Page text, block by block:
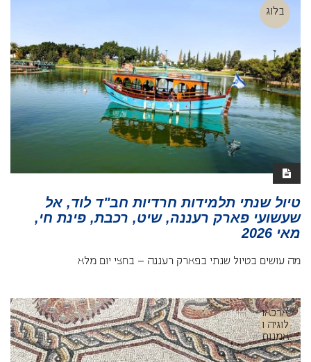
בלוג
טיול שנתי תלמידות חרדיות חב"ד לוד, אל
שעשועי פארק רעננה, שיט, רכבת, פינת חי,
מאי 2026
מה עושים בטיול שנתי בפארק רעננה – בחצי יום מלא
ארכאו
לוגיה ו
אמנות